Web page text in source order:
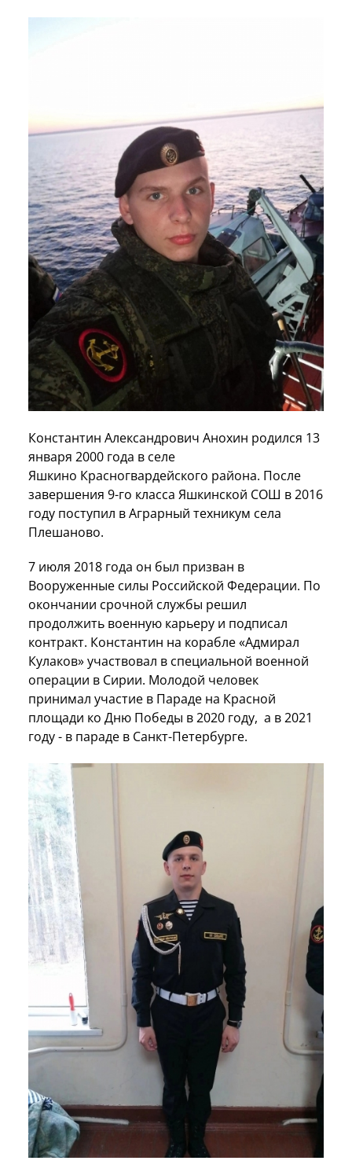
Константин Александрович Анохин родился 13
января 2000 года в селе
Яшкино Красногвардейского района. После
завершения 9-го класса Яшкинской СОШ в 2016
году поступил в Аграрный техникум села
Плешаново.
7 июля 2018 года он был призван в
Вооруженные силы Российской Федерации. По
окончании срочной службы решил
продолжить военную карьеру и подписал
контракт. Константин на корабле «Адмирал
Кулаков» участвовал в специальной военной
операции в Сирии. Молодой человек
принимал участие в Параде на Красной
площади ко Дню Победы в 2020 году, а в 2021
году - в параде в Санкт-Петербурге.